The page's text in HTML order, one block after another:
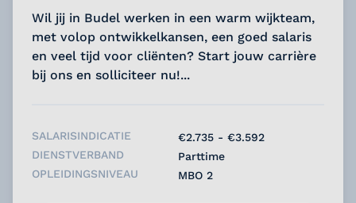
Wil jij in Budel werken in een warm wijkteam,
met volop ontwikkelkansen, een goed salaris
en veel tijd voor cliënten? Start jouw carrière
bij ons en solliciteer nu!...
SALARISINDICATIE
€2.735 - €3.592
DIENSTVERBAND
Parttime
OPLEIDINGSNIVEAU
MBO 2